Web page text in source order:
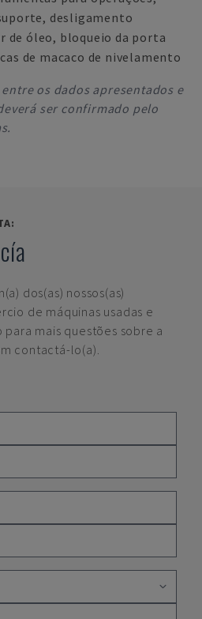
desligamento
de óleo, bloqueio da porta
de macaco de nivelamento
os dados apresentados e
ser confirmado pelo
dos(as) nossos(as)
de máquinas usadas e
mais questões sobre a
contactá-lo(a).